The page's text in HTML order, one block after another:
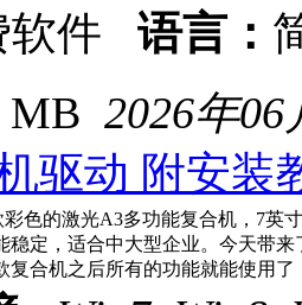
软件 语言：
MB 2026年06
驱动 附安装
彩色的激光A3多功能复合机，7英
稳定，适合中大型企业。今天带
复合机之后所有的功能就能使用